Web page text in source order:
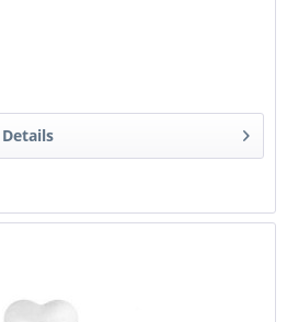
Details